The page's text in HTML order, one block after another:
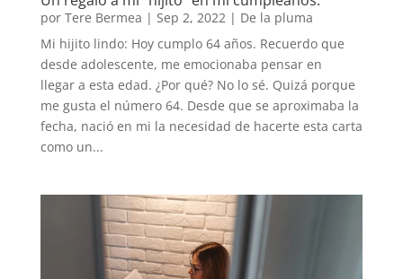
por Tere Bermea | Sep 2, 2022| De la pluma
Mi hijito lindo: Hoy cumplo 64 años. Recuerdo que
desde adolescente, me emocionaba pensar en
llegar a esta edad. ¿Por qué? No lo sé. Quizá porque
me gusta el número 64. Desde que se aproximaba la
fecha, nació en mi la necesidad de hacerte esta carta
como un...